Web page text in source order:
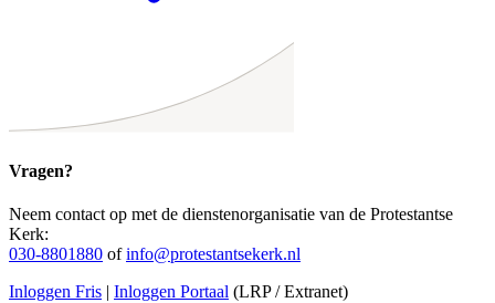
Vragen?
Neem contact op met de dienstenorganisatie van de Protestantse
Kerk:
030-8801880 ofinfo@protestantsekerk.nl
Inloggen Fris | Inloggen Portaal (LRP / Extranet)